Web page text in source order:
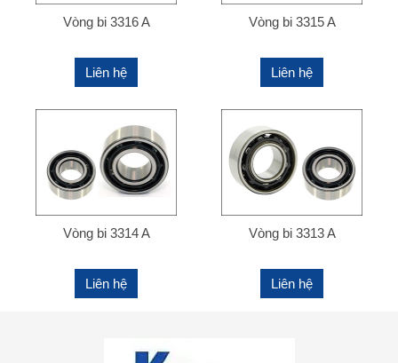
Vòng bi 3316 A
Liên hệ
Vòng bi 3315 A
Liên hệ
Vòng bi 3314 A
Liên hệ
Vòng bi 3313 A
Liên hệ